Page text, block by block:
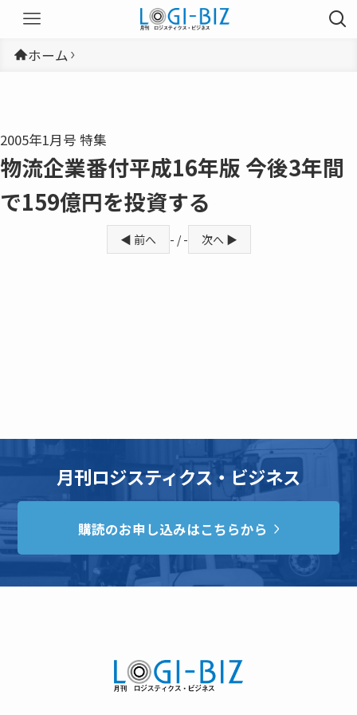
ホーム
2005年1月号 特集
物流企業番付平成16年版 今後3年間
で159億円を投資する
◀ 前へ - / - 次へ ▶
月刊ロジスティクス・ビジネス
購読のお申し込みはこちらから